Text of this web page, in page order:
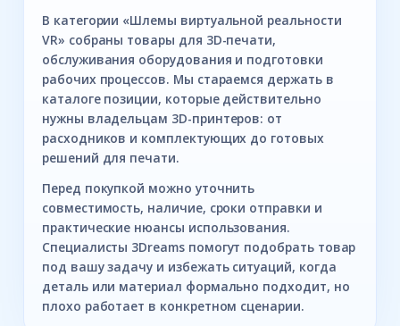
В категории «Шлемы виртуальной реальности
VR» собраны товары для 3D-печати,
обслуживания оборудования и подготовки
рабочих процессов. Мы стараемся держать в
каталоге позиции, которые действительно
нужны владельцам 3D-принтеров: от
расходников и комплектующих до готовых
решений для печати.
Перед покупкой можно уточнить
совместимость, наличие, сроки отправки и
практические нюансы использования.
Специалисты 3Dreams помогут подобрать товар
под вашу задачу и избежать ситуаций, когда
деталь или материал формально подходит, но
плохо работает в конкретном сценарии.